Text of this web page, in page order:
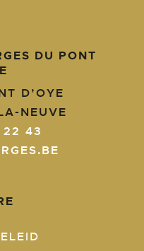
DU PONT
D’OYE
NEUVE
43